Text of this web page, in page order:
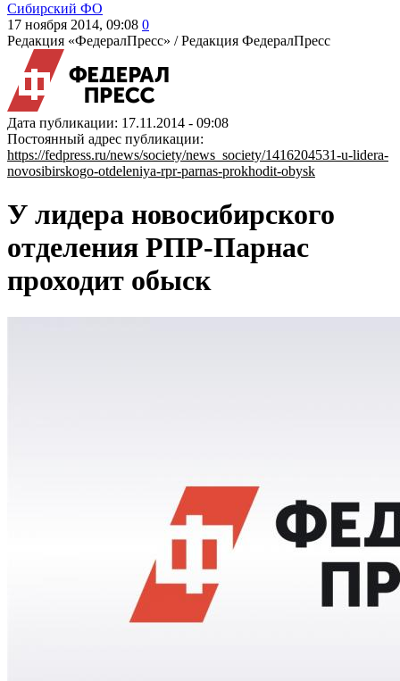
Сибирский ФО
17 ноября 2014, 09:08 0
Редакция «ФедералПресс» /Редакция ФедералПресс
Дата публикации: 17.11.2014 - 09:08
Постоянный адрес публикации:
https://fedpress.ru/news/society/news_society/1416204531-u-lidera-
novosibirskogo-otdeleniya-rpr-parnas-prokhodit-obysk
У лидера новосибирского
отделения РПР-Парнас
проходит обыск